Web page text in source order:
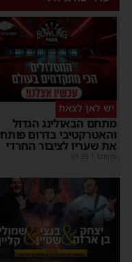
יש לאן לצאת
מתחם הבאולינג הגדול
והאטרקטיבי בדרום פותח
את שעריו לציבור החרדי
מקודם